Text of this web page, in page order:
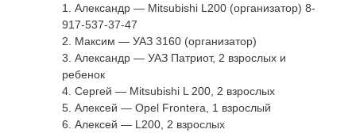
1. Александр — Mitsubishi L200 (организатор) 8-
917-537-37-47
2. Максим — УАЗ 3160 (организатор)
3. Александр — УАЗ Патриот, 2 взрослых и
ребенок
4. Сергей — Mitsubishi L 200, 2 взрослых
5. Алексей — Opel Frontera, 1 взрослый
6. Алексей — L200, 2 взрослых